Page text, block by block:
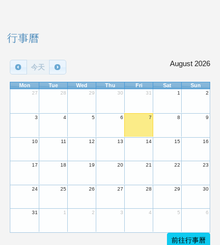
右邊區域內容
行事曆
今天 August 2026
Mon Tue Wed Thu Fri Sat Sun
27 28 29 30 31 1 2
3 4 5 6 7 8 9
10 11 12 13 14 15 16
17 18 19 20 21 22 23
24 25 26 27 28 29 30
31 1 2 3 4 5 6
前往行事曆